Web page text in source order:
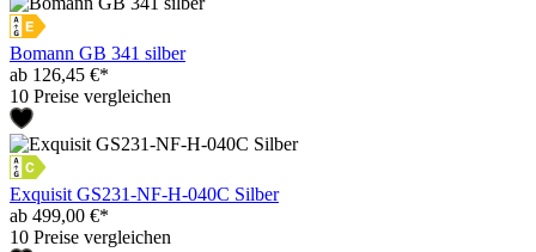
Bomann GB 341 silber
ab 126,45 €*
10 Preise vergleichen
Exquisit GS231-NF-H-040C Silber
ab 499,00 €*
10 Preise vergleichen